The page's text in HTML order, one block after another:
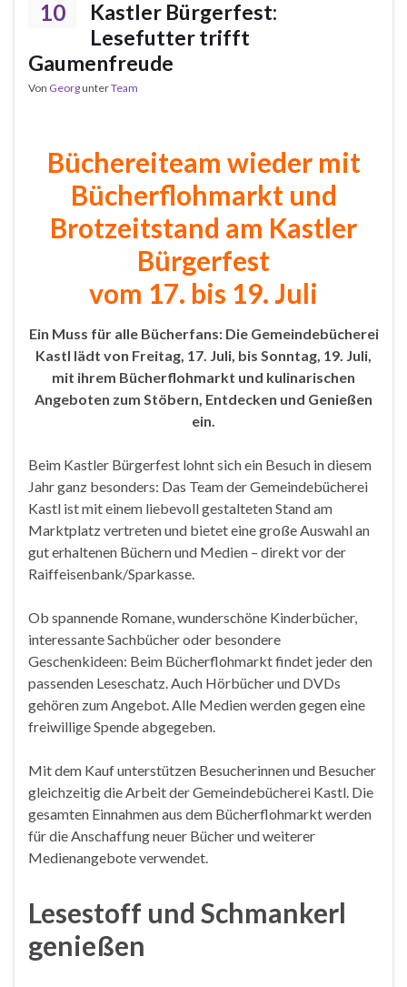
10
Kastler Bürgerfest:
Lesefutter trifft
Gaumenfreude
Von GeorgunterTeam
Büchereiteam wieder mit
Bücherflohmarkt und
Brotzeitstand am Kastler
Bürgerfest
vom 17. bis 19. Juli
Ein Muss für alle Bücherfans: Die Gemeindebücherei
Kastl lädt von Freitag, 17. Juli, bis Sonntag, 19. Juli,
mit ihrem Bücherflohmarkt und kulinarischen
Angeboten zum Stöbern, Entdecken und Genießen
ein.
Beim Kastler Bürgerfest lohnt sich ein Besuch in diesem
Jahr ganz besonders: Das Team der Gemeindebücherei
Kastl ist mit einem liebevoll gestalteten Stand am
Marktplatz vertreten und bietet eine große Auswahl an
gut erhaltenen Büchern und Medien – direkt vor der
Raiffeisenbank/Sparkasse.
Ob spannende Romane, wunderschöne Kinderbücher,
interessante Sachbücher oder besondere
Geschenkideen: Beim Bücherflohmarkt findet jeder den
passenden Leseschatz. Auch Hörbücher und DVDs
gehören zum Angebot. Alle Medien werden gegen eine
freiwillige Spende abgegeben.
Mit dem Kauf unterstützen Besucherinnen und Besucher
gleichzeitig die Arbeit der Gemeindebücherei Kastl. Die
gesamten Einnahmen aus dem Bücherflohmarkt werden
für die Anschaffung neuer Bücher und weiterer
Medienangebote verwendet.
Lesestoff und Schmankerl
genießen